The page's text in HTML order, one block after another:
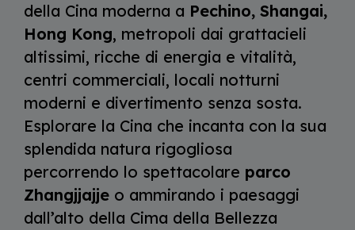
della Cina moderna a Pechino, Shangai,
Hong Kong, metropoli dai grattacieli
altissimi, ricche di energia e vitalità,
centri commerciali, locali notturni
moderni e divertimento senza sosta.
Esplorare la Cina che incanta con la sua
splendida natura rigogliosa
percorrendo lo spettacolare parco
Zhangjjajjeo ammirando i paesaggi
dall’alto della Cima della Bellezza